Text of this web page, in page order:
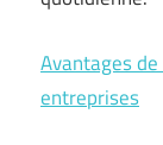
Avantages
entreprises